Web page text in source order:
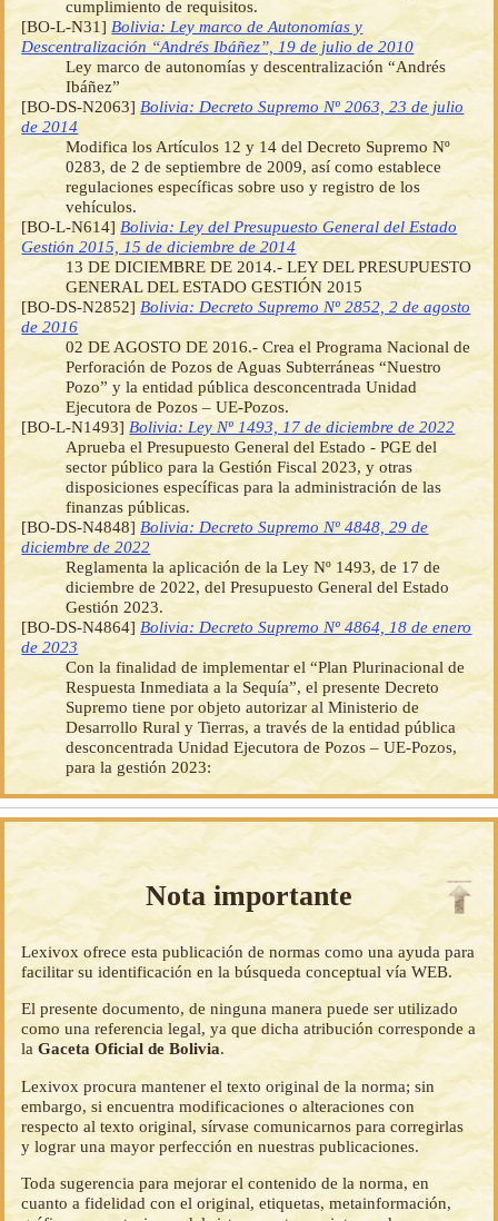
cumplimiento de requisitos.
[BO-L-N31] Bolivia: Ley marco de Autonomías y
Descentralización “Andrés Ibáñez”, 19 de julio de 2010
Ley marco de autonomías y descentralización “Andrés
Ibáñez”
[BO-DS-N2063] Bolivia: Decreto Supremo Nº 2063, 23 de julio
de 2014
Modifica los Artículos 12 y 14 del Decreto Supremo Nº
0283, de 2 de septiembre de 2009, así como establece
regulaciones específicas sobre uso y registro de los
vehículos.
[BO-L-N614] Bolivia: Ley del Presupuesto General del Estado
Gestión 2015, 15 de diciembre de 2014
13 DE DICIEMBRE DE 2014.- LEY DEL PRESUPUESTO
GENERAL DEL ESTADO GESTIÓN 2015
[BO-DS-N2852] Bolivia: Decreto Supremo Nº 2852, 2 de agosto
de 2016
02 DE AGOSTO DE 2016.- Crea el Programa Nacional de
Perforación de Pozos de Aguas Subterráneas “Nuestro
Pozo” y la entidad pública desconcentrada Unidad
Ejecutora de Pozos – UE-Pozos.
[BO-L-N1493] Bolivia: Ley Nº 1493, 17 de diciembre de 2022
Aprueba el Presupuesto General del Estado - PGE del
sector público para la Gestión Fiscal 2023, y otras
disposiciones específicas para la administración de las
finanzas públicas.
[BO-DS-N4848] Bolivia: Decreto Supremo Nº 4848, 29 de
diciembre de 2022
Reglamenta la aplicación de la Ley Nº 1493, de 17 de
diciembre de 2022, del Presupuesto General del Estado
Gestión 2023.
[BO-DS-N4864] Bolivia: Decreto Supremo Nº 4864, 18 de enero
de 2023
Con la finalidad de implementar el “Plan Plurinacional de
Respuesta Inmediata a la Sequía”, el presente Decreto
Supremo tiene por objeto autorizar al Ministerio de
Desarrollo Rural y Tierras, a través de la entidad pública
desconcentrada Unidad Ejecutora de Pozos – UE-Pozos,
para la gestión 2023:
Nota importante
Lexivox ofrece esta publicación de normas como una ayuda para
facilitar su identificación en la búsqueda conceptual vía WEB.
El presente documento, de ninguna manera puede ser utilizado
como una referencia legal, ya que dicha atribución corresponde a
laGaceta Oficial de Bolivia.
Lexivox procura mantener el texto original de la norma; sin
embargo, si encuentra modificaciones o alteraciones con
respecto al texto original, sírvase comunicarnos para corregirlas
y lograr una mayor perfección en nuestras publicaciones.
Toda sugerencia para mejorar el contenido de la norma, en
cuanto a fidelidad con el original, etiquetas, metainformación,